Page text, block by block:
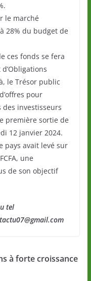
le marché
28% du budget de
ces fonds se fera
le Trésor public
pour
des investisseurs
première sortie de
12 janvier 2024.
pays avait levé sur
une
de son objectif
tel
à forte croissance